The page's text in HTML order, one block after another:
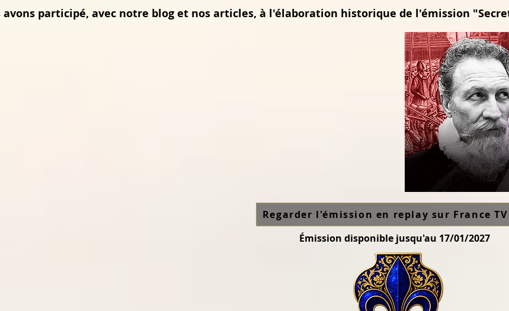
avons participé, avec notre blog et nos articles, à l'élaboration historique de l'émission
Regarder l'émission en replay sur France
Émission disponible jusqu'au 17/01/2027